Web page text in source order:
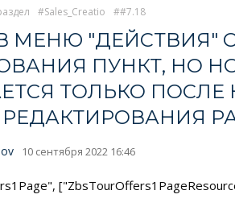
Sales_Creatio #7.18
МЕНЮ "ДЕЙСТВИЯ"
ПУНКТ, НО
ТОЛЬКО ПОСЛЕ
10 сентября 2022 16:46